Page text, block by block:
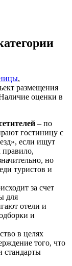
,
размещения
оценки в
– по
гостиницу с
если ищут
но
туристов и
за счет
для
отели и
и
в целях
того, что
стандарты